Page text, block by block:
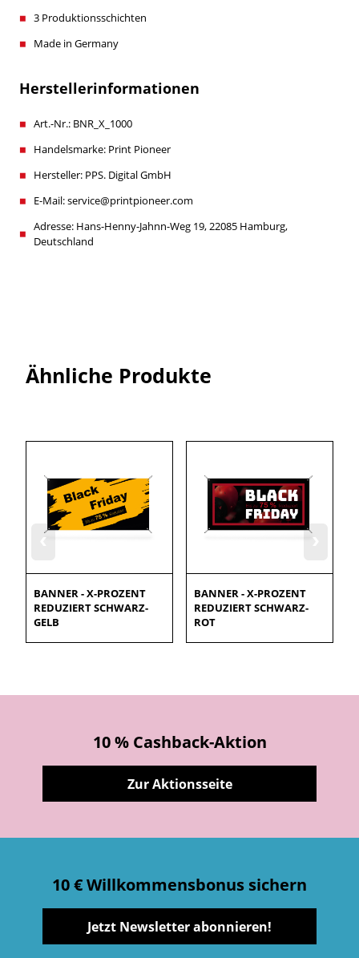
3 Produktionsschichten
Made in Germany
Herstellerinformationen
Art.-Nr.: BNR_X_1000
Handelsmarke: Print Pioneer
Hersteller: PPS. Digital GmbH
E-Mail: service@printpioneer.com
Adresse: Hans-Henny-Jahnn-Weg 19, 22085 Hamburg,
Deutschland
Ähnliche Produkte
‹ ›
BANNER - X-PROZENT
REDUZIERT SCHWARZ-
GELB
BANNER - X-PROZENT
REDUZIERT SCHWARZ-
ROT
10 % Cashback-Aktion
Zur Aktionsseite
10 € Willkommensbonus sichern
Jetzt Newsletter abonnieren!